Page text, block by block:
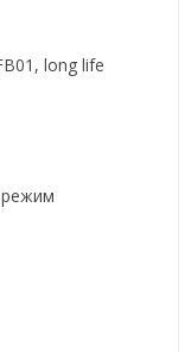
long life
режим